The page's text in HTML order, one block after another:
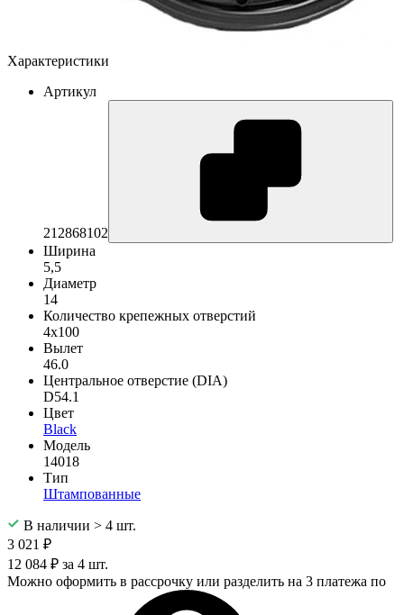
Характеристики
Артикул
212868102
Ширина
5,5
Диаметр
14
Количество крепежных отверстий
4x100
Вылет
46.0
Центральное отверстие (DIA)
D54.1
Цвет
Black
Модель
14018
Тип
Штампованные
В наличии > 4 шт.
3 021 ₽
12 084 ₽ за 4 шт.
Можно оформить в рассрочку или разделить на 3 платежа по